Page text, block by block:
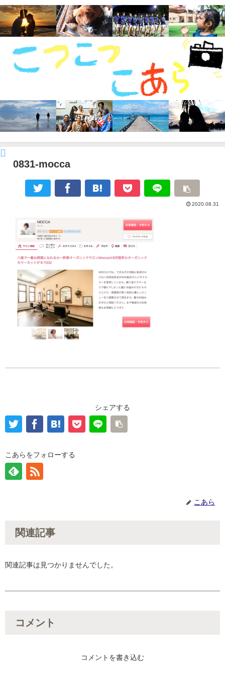
0831-mocca
2020.08.31
シェアする
こあらをフォローする
こあら
関連記事
関連記事は見つかりませんでした。
コメント
コメントを書き込む